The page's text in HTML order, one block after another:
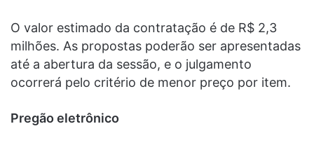
O valor estimado da contratação é de R$ 2,3
milhões. As propostas poderão ser apresentadas
até a abertura da sessão, e o julgamento
ocorrerá pelo critério de menor preço por item.
Pregão eletrônico